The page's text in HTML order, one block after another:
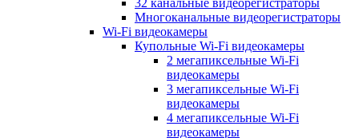
Многоканальные видеорегистраторы
Wi-Fi видеокамеры
Купольные Wi-Fi видеокамеры
2 мегапиксельные Wi-Fi
видеокамеры
3 мегапиксельные Wi-Fi
видеокамеры
4 мегапиксельные Wi-Fi
видеокамеры